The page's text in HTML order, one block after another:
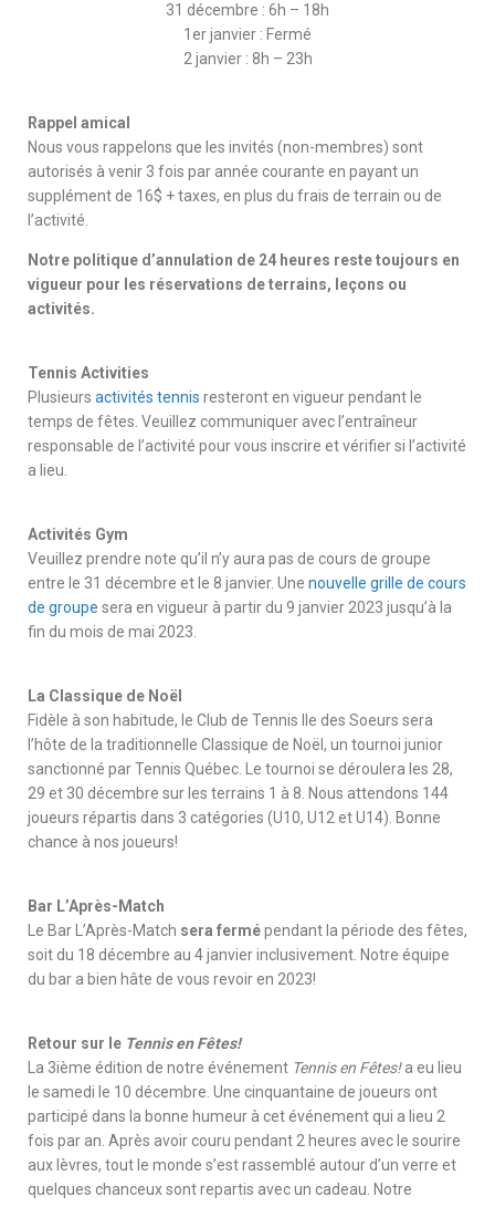
31 décembre : 6h – 18h
1er janvier : Fermé
2 janvier : 8h – 23h
Rappel amical
Nous vous rappelons que les invités (non-membres) sont
autorisés à venir 3 fois par année courante en payant un
supplément de 16$ + taxes, en plus du frais de terrain ou de
l’activité.
Notre politique d’annulation de 24 heures reste toujours en
vigueur pour les réservations de terrains, leçons ou
activités.
Tennis Activities
Plusieurs activités tennis resteront en vigueur pendant le
temps de fêtes. Veuillez communiquer avec l’entraîneur
responsable de l’activité pour vous inscrire et vérifier si l’activité
a lieu.
Activités Gym
Veuillez prendre note qu’il n’y aura pas de cours de groupe
entre le 31 décembre et le 8 janvier. Une nouvelle grille de cours
de groupe sera en vigueur à partir du 9 janvier 2023 jusqu’à la
fin du mois de mai 2023.
La Classique de Noël
Fidèle à son habitude, le Club de Tennis Ile des Soeurs sera
l’hôte de la traditionnelle Classique de Noël, un tournoi junior
sanctionné par Tennis Québec. Le tournoi se déroulera les 28,
29 et 30 décembre sur les terrains 1 à 8. Nous attendons 144
joueurs répartis dans 3 catégories (U10, U12 et U14). Bonne
chance à nos joueurs!
Bar L’Après-Match
Le Bar L’Après-Match sera fermépendant la période des fêtes,
soit du 18 décembre au 4 janvier inclusivement. Notre équipe
du bar a bien hâte de vous revoir en 2023!
Retour sur le Tennis en Fêtes!
La 3ième édition de notre événement Tennis en Fêtes!a eu lieu
le samedi le 10 décembre. Une cinquantaine de joueurs ont
participé dans la bonne humeur à cet événement qui a lieu 2
fois par an. Après avoir couru pendant 2 heures avec le sourire
aux lèvres, tout le monde s’est rassemblé autour d’un verre et
quelques chanceux sont repartis avec un cadeau. Notre